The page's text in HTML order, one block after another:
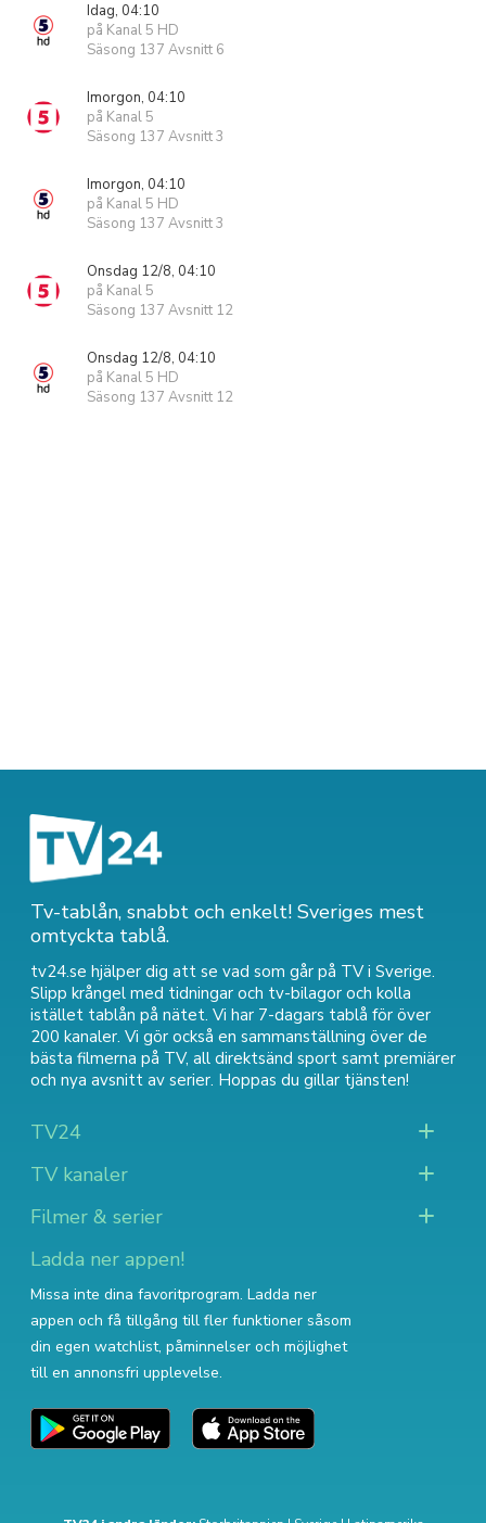
Idag, 04:10
på Kanal 5 HD
Säsong 137 Avsnitt 6
Imorgon, 04:10
på Kanal 5
Säsong 137 Avsnitt 3
Imorgon, 04:10
på Kanal 5 HD
Säsong 137 Avsnitt 3
Onsdag 12/8, 04:10
på Kanal 5
Säsong 137 Avsnitt 12
Onsdag 12/8, 04:10
på Kanal 5 HD
Säsong 137 Avsnitt 12
Tv-tablån, snabbt och enkelt! Sveriges mest
omtyckta tablå.
tv24.se hjälper dig att se vad som går på TV i Sverige.
Slipp krångel med tidningar och tv-bilagor och kolla
istället tablån på nätet. Vi har 7-dagars tablå för över
200 kanaler. Vi gör också en sammanställning över de
bästa filmerna på TV, all direktsänd sport samt premiärer
och nya avsnitt av serier. Hoppas du gillar tjänsten!
TV24
TV kanaler
Filmer & serier
Ladda ner appen!
Missa inte dina favoritprogram. Ladda ner
appen och få tillgång till fler funktioner såsom
din egen watchlist, påminnelser och möjlighet
till en annonsfri upplevelse.